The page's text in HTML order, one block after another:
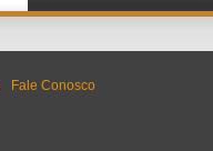
Fale Conosco